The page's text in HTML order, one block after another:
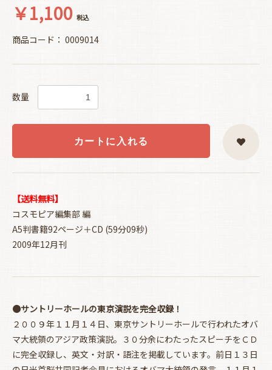
￥1,100 税込
商品コード： 0009014
数量
カートに入れる
【送料無料】
コスモピア編集部 編
A5判書籍92ページ＋CD (59分09秒)
2009年12月刊
●サントリーホールの東京演説を完全収録！
２００９年１１月１４日、東京サントリーホールで行われたオバ
マ大統領のアジア政策演説。３０分余にわたったスピーチをＣＤ
に完全収録し、英文・対訳・語注を掲載しています。前日１３日